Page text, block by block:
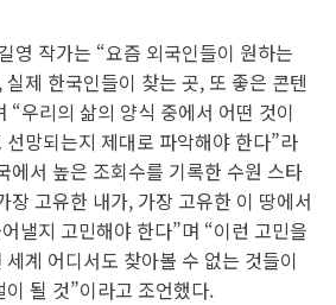
영 작가는 “요즘 외국인들이 원하는
제 한국인들이 찾는 곳, 또 좋은 콘텐
“우리의 삶의 양식 중에서 어떤 것이
망되는지 제대로 파악해야 한다”라
에서 높은 조회수를 기록한 수원 스타
장 고유한 내가, 가장 고유한 이 땅에서
낼지 고민해야 한다”며 “이런 고민을
계 어디서도 찾아볼 수 없는 것들이
될 것”이라고 조언했다.